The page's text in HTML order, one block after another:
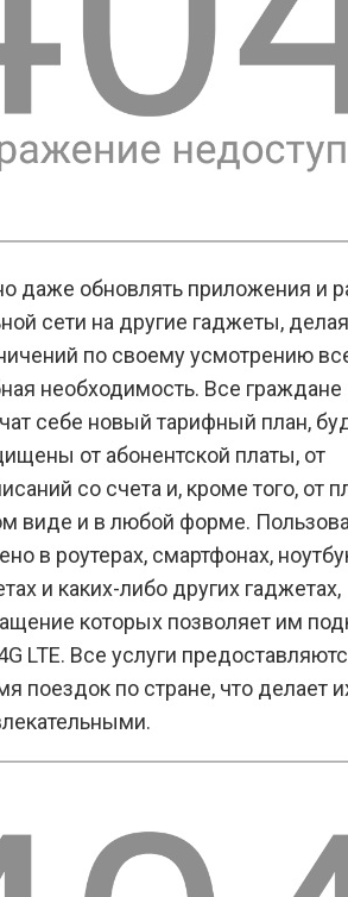
даже обновлять приложения и
сети на другие гаджеты,
по своему усмотрению
необходимость. Все
себе новый тарифный план,
от абонентской платы, от
со счета и, кроме того, от
виде и в любой форме.
в роутерах, смартфонах,
и каких-либо других гаджетах,
которых позволяет им
LTE. Все услуги
поездок по стране, что делает